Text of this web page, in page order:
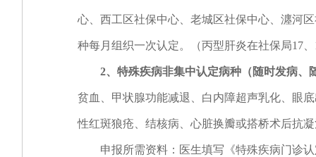
心、西工区社保中心、老城区社保中心、瀍河
种每月组织一次认定。（丙型肝炎在社保局17
2、特殊疾病非集中认定病种（随时发病、
贫血、甲状腺功能减退、白内障超声乳化、眼
性红斑狼疮、结核病、心脏换瓣或搭桥术后抗
申报所需资料：医生填写《特殊疾病门诊认